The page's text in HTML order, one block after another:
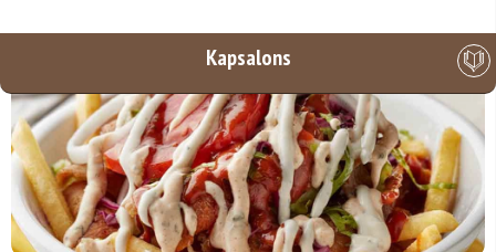
Kapsalons